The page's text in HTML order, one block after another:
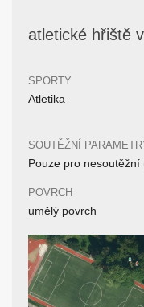
atletické hřiště
SPORTY
Atletika
SOUTĚŽNÍ
Pouze pro
POVRCH
umělý povrch